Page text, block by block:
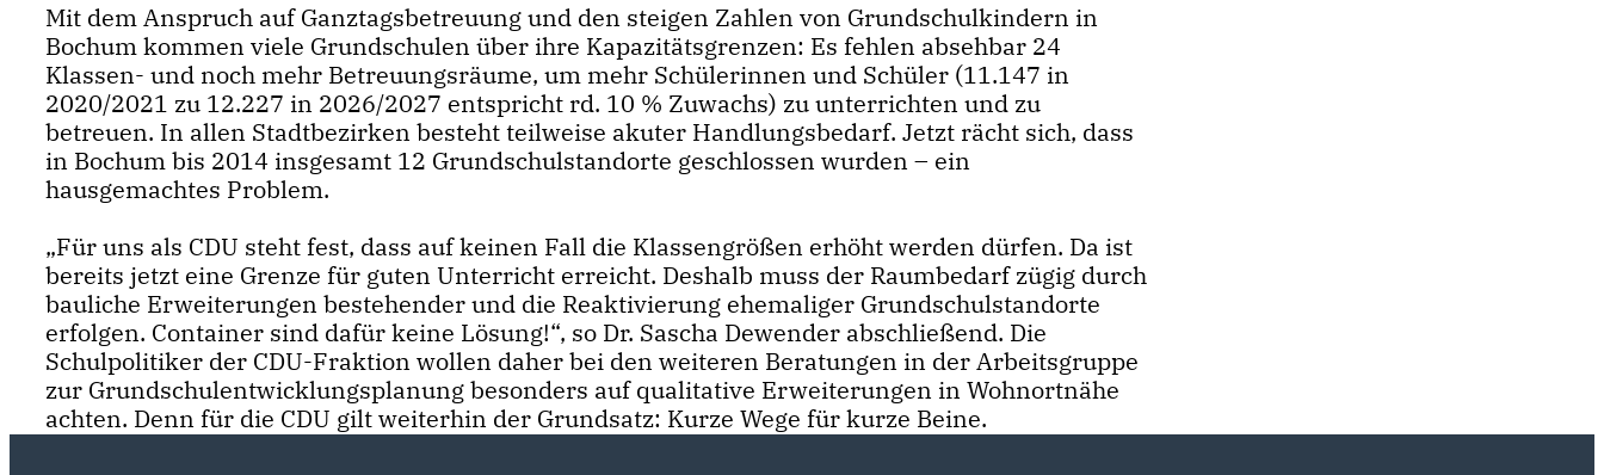
Mit dem Anspruch auf Ganztagsbetreuung und den steigen Zahlen von Grundschulkindern in
Bochum kommen viele Grundschulen über ihre Kapazitätsgrenzen: Es fehlen absehbar 24
Klassen- und noch mehr Betreuungsräume, um mehr Schülerinnen und Schüler (11.147 in
2020/2021 zu 12.227 in 2026/2027 entspricht rd. 10 % Zuwachs) zu unterrichten und zu
betreuen. In allen Stadtbezirken besteht teilweise akuter Handlungsbedarf. Jetzt rächt sich, dass
in Bochum bis 2014 insgesamt 12 Grundschulstandorte geschlossen wurden – ein
hausgemachtes Problem.
Für uns als CDU steht fest, dass auf keinen Fall die Klassengrößen erhöht werden dürfen. Da ist
bereits jetzt eine Grenze für guten Unterricht erreicht. Deshalb muss der Raumbedarf zügig durch
bauliche Erweiterungen bestehender und die Reaktivierung ehemaliger Grundschulstandorte
erfolgen. Container sind dafür keine Lösung!“, so Dr. Sascha Dewender abschließend. Die
Schulpolitiker der CDU-Fraktion wollen daher bei den weiteren Beratungen in der Arbeitsgruppe
zur Grundschulentwicklungsplanung besonders auf qualitative Erweiterungen in Wohnortnähe
achten. Denn für die CDU gilt weiterhin der Grundsatz: Kurze Wege für kurze Beine.